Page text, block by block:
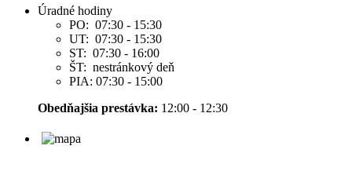
Úradné hodiny
PO: 07:30 - 15:30
UT: 07:30 - 15:30
ST: 07:30 - 16:00
ŠT: nestránkový deň
PIA: 07:30 - 15:00
Obedňajšia prestávka: 12:00 - 12:30